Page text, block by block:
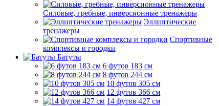
Силовые, гребные, инверсионные тренажеры
Эллиптические
тренажеры
Спортивные
комплексы и городки
Батуты
6 футов 183 см
8 футов 244 см
10 футов 305 см
12 футов 366 см
14 футов 427 см